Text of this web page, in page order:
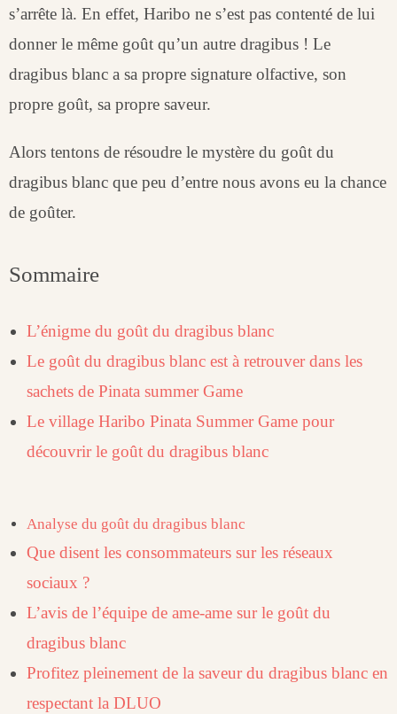
s’arrête là. En effet, Haribo ne s’est pas contenté de lui
donner le même goût qu’un autre dragibus ! Le
dragibus blanc a sa propre signature olfactive, son
propre goût, sa propre saveur.
Alors tentons de résoudre le mystère du goût du
dragibus blanc que peu d’entre nous avons eu la chance
de goûter.
Sommaire
L’énigme du goût du dragibus blanc
Le goût du dragibus blanc est à retrouver dans les
sachets de Pinata summer Game
Le village Haribo Pinata Summer Game pour
découvrir le goût du dragibus blanc
Analyse du goût du dragibus blanc
Que disent les consommateurs sur les réseaux
sociaux ?
L’avis de l’équipe de ame-ame sur le goût du
dragibus blanc
Profitez pleinement de la saveur du dragibus blanc en
respectant la DLUO